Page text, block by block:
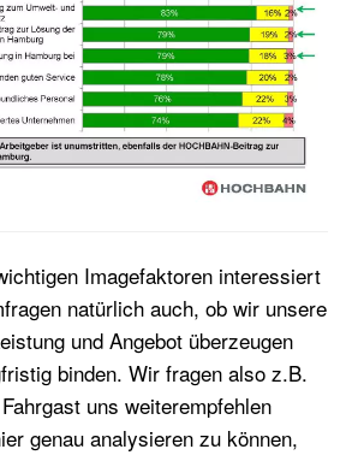
Imagefaktoren interessiert
natürlich auch, ob wir unsere
und Angebot überzeugen
binden. Wir fragen also z.B.
uns weiterempfehlen
genau analysieren zu können,